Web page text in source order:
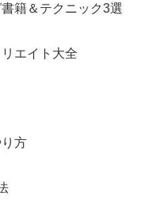
籍＆テクニック3選
エイト大全
方